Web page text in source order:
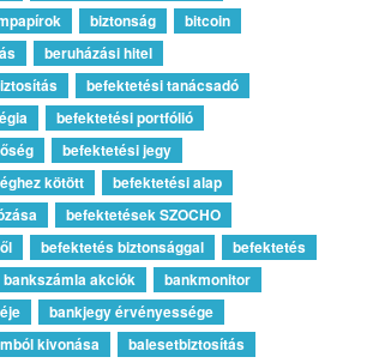
biztonság
bitcoin
beruházási hitel
befektetési tanácsadó
befektetési portfólió
befektetési jegy
kötött
befektetési alap
befektetések SZOCHO
befektetés biztonsággal
befektetés
bankszámla akciók
bankmonitor
bankjegy érvényessége
kivonása
balesetbiztosítás